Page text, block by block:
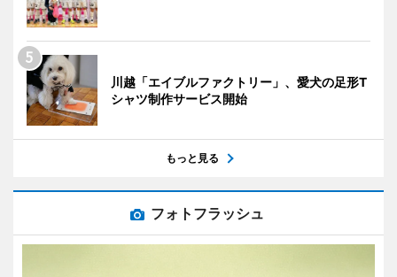
川越「エイブルファクトリー」、愛犬の足形T
シャツ制作サービス開始
もっと見る
フォトフラッシュ